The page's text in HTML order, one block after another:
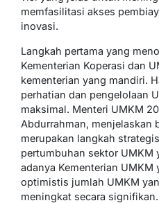
memfasilitasi akses
inovasi.
Langkah pertama yang
Kementerian Koperasi dan
kementerian yang mandiri.
perhatian dan pengelolaan
maksimal. Menteri UMKM
Abdurrahman, menjelaskan
merupakan langkah
pertumbuhan sektor UMKM
adanya Kementerian
optimistis jumlah UMKM
meningkat secara